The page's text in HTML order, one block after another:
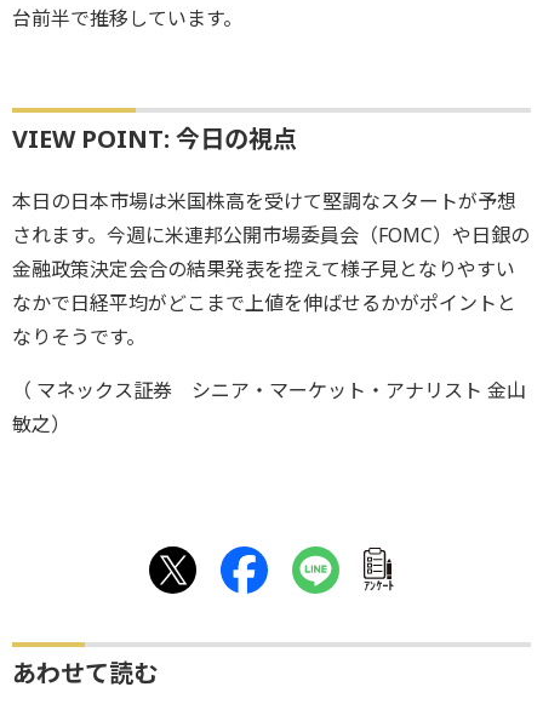
台前半で推移しています。
VIEW POINT: 今日の視点
本日の日本市場は米国株高を受けて堅調なスタートが予想
されます。今週に米連邦公開市場委員会（FOMC）や日銀の
金融政策決定会合の結果発表を控えて様子見となりやすい
なかで日経平均がどこまで上値を伸ばせるかがポイントと
なりそうです。
（ マネックス証券 シニア・マーケット・アナリスト 金山
敏之）
ｱﾝｹｰﾄ
あわせて読む